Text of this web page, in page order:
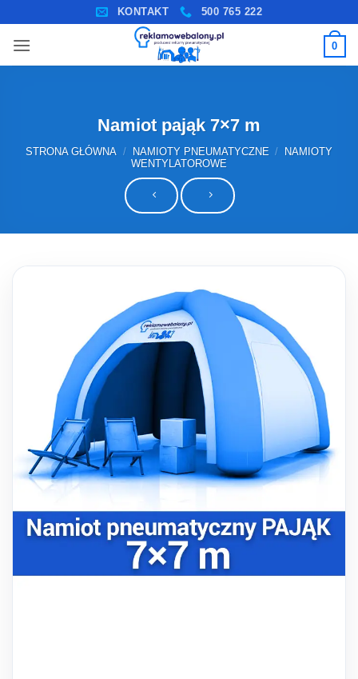
zawartości
KONTAKT 500 765 222
0
Namiot pająk 7×7 m
STRONA GŁÓWNA / NAMIOTY PNEUMATYCZNE /
NAMIOTY
WENTYLATOROWE